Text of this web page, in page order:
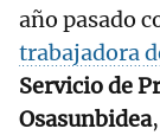
año pasado
trabajadora
Servicio de
Osasunbidea